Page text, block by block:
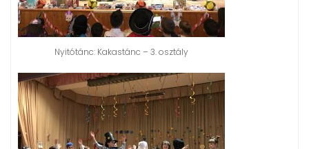
Nyitótánc: Kakastánc – 3. osztály